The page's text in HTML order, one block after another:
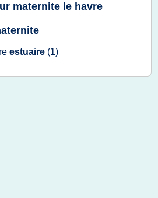
maternite le havre
estuaire (1)